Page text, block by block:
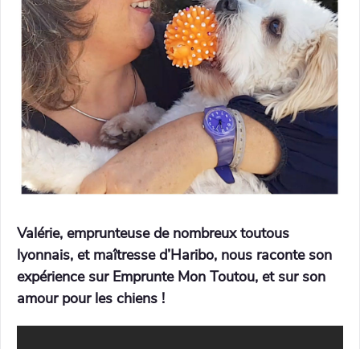
Valérie, emprunteuse de nombreux toutous
lyonnais, et maîtresse d’Haribo, nous raconte son
expérience sur Emprunte Mon Toutou, et sur son
amour pour les chiens !